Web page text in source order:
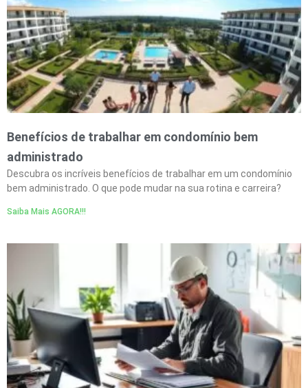
Benefícios de trabalhar em condomínio bem
administrado
Descubra os incríveis benefícios de trabalhar em um condomínio
bem administrado. O que pode mudar na sua rotina e carreira?
Saiba Mais AGORA!!!